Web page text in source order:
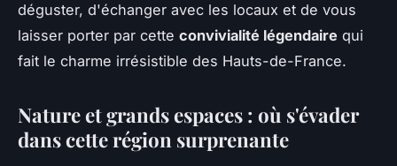
déguster, d'échanger avec les locaux et de vous
laisser porter par cette convivialité légendaire qui
fait le charme irrésistible des Hauts-de-France.
Nature et grands espaces : où s'évader
dans cette région surprenante